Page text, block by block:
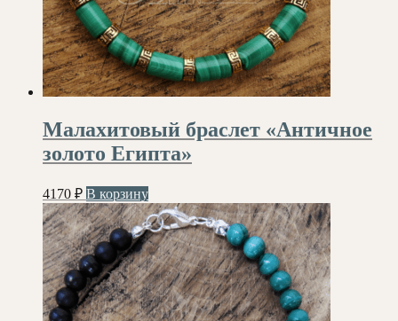
Малахитовый браслет «Античное
золото Египта»
4170 ₽ В корзину